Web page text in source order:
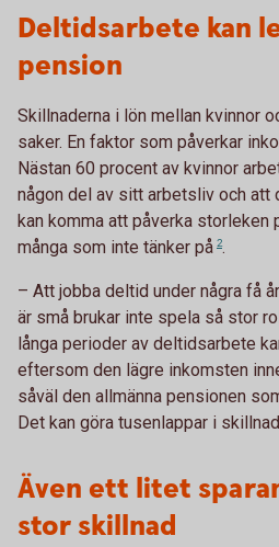
Deltidsarbete kan
pension
Skillnaderna i lön mellan kvinnor
saker. En faktor som påverkar
Nästan 60 procent av kvinnor
någon del av sitt arbetsliv och att
kan komma att påverka storleken
många som inte tänker på 2.
– Att jobba deltid under några få
är små brukar inte spela så stor
långa perioder av deltidsarbete
eftersom den lägre inkomsten
såväl den allmänna pensionen
Det kan göra tusenlappar i
Även ett litet
stor skillnad